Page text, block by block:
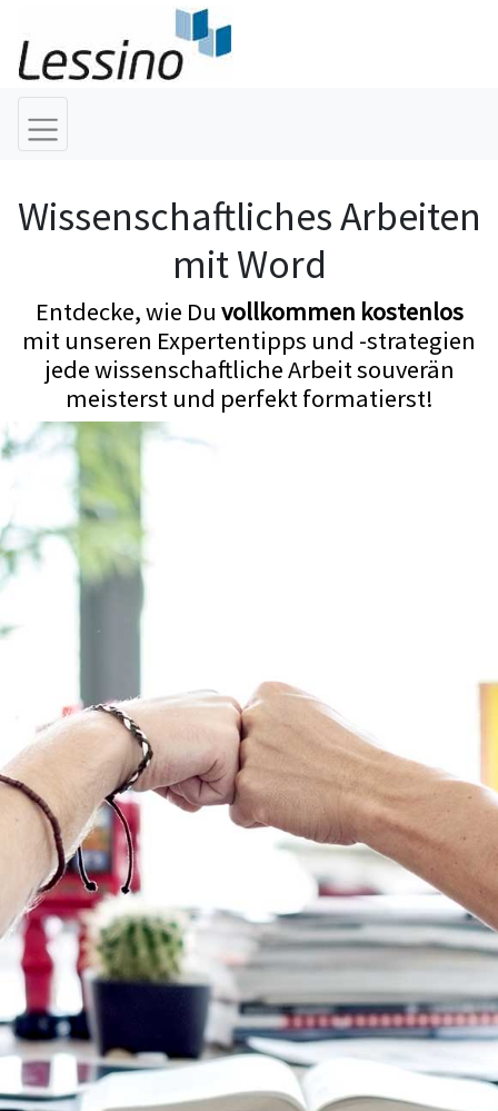
Wissenschaftliches Arbeiten
mit Word
Entdecke, wie Du vollkommen kostenlos
mit unseren Expertentipps und -strategien
jede wissenschaftliche Arbeit souverän
meisterst und perfekt formatierst!